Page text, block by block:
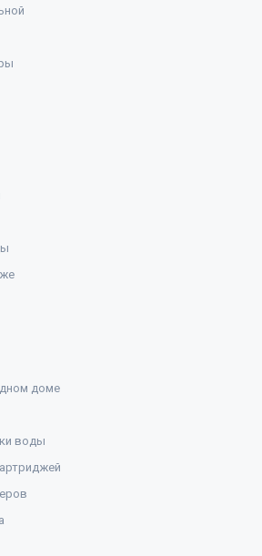
доме
воды